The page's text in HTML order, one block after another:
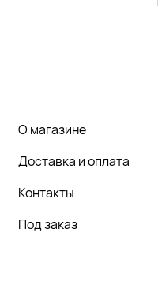
О магазине
Доставка и оплата
Контакты
Под заказ